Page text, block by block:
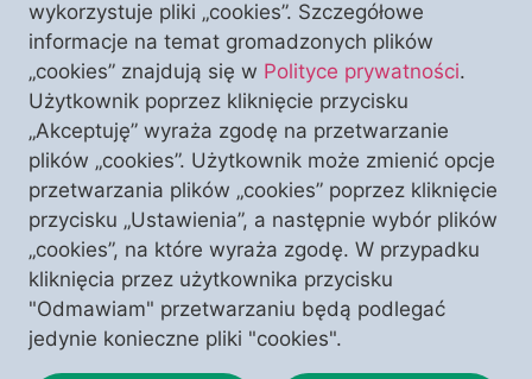
Przekraczanie kolejnych granic moralnych i prawnych
przez wojska Federacji Rosyjskiej podczas wojny na
Ukrainie zmusza nas do postawienia sobie pytania o
to, czy kremlowski satrapa sam zatrzyma rozpętane
przez siebie szaleństwo. – Rosja śmiało i odważnie
realizuje swoje cele, a wśród tych celów jest
oczywiście restytucja imperium sowieckiego – mówił
w programie PCh24TV prof. dr […]
wykorzystuje pliki „cookies”. Szczegółowe
informacje na temat gromadzonych plików
„cookies” znajdują się w Polityce prywatności.
Użytkownik poprzez kliknięcie przycisku
„Akceptuję” wyraża zgodę na przetwarzanie
plików „cookies”. Użytkownik może zmienić opcje
przetwarzania plików „cookies” poprzez kliknięcie
przycisku „Ustawienia”, a następnie wybór plików
„cookies”, na które wyraża zgodę. W przypadku
kliknięcia przez użytkownika przycisku
"Odmawiam" przetwarzaniu będą podlegać
jedynie konieczne pliki "cookies".